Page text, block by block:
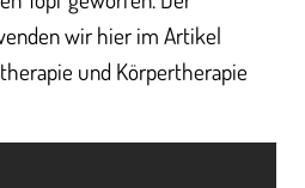
wir hier im Artikel
und Körpertherapie